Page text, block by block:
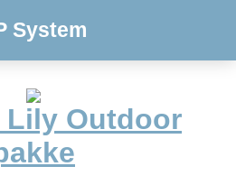
System
Lily Outdoor